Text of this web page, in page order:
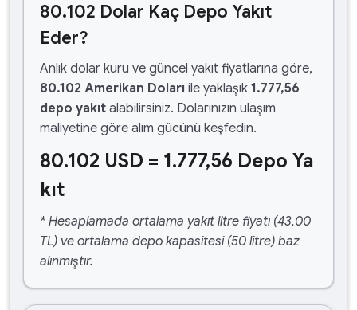
80.102 Dolar Kaç Depo Yakıt
Eder?
Anlık dolar kuru ve güncel yakıt fiyatlarına göre,
80.102 Amerikan Doları ile yaklaşık 1.777,56
depo yakıt alabilirsiniz. Dolarınızın ulaşım
maliyetine göre alım gücünü keşfedin.
80.102 USD = 1.777,56 Depo Ya
kıt
* Hesaplamada ortalama yakıt litre fiyatı (43,00
TL) ve ortalama depo kapasitesi (50 litre) baz
alınmıştır.